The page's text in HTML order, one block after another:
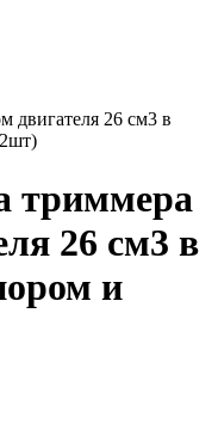
двигателя 26 см3 в
триммера
26 см3 в
и